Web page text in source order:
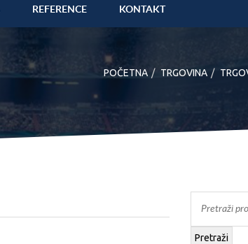
REFERENCE KONTAKT
POČETNA TRGOVINA
Pretraži